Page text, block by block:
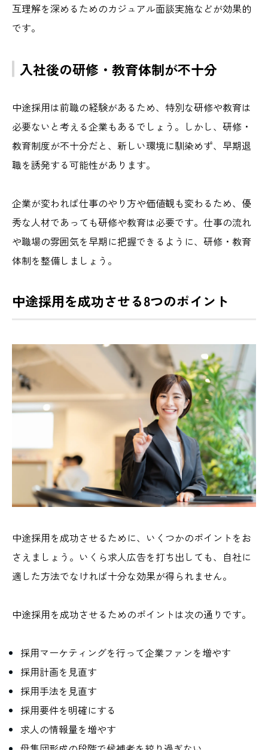
互理解を深めるためのカジュアル面談実施などが効果的
です。
入社後の研修・教育体制が不十分
中途採用は前職の経験があるため、特別な研修や教育は
必要ないと考える企業もあるでしょう。しかし、研修・
教育制度が不十分だと、新しい環境に馴染めず、早期退
職を誘発する可能性があります。
企業が変われば仕事のやり方や価値観も変わるため、優
秀な人材であっても研修や教育は必要です。仕事の流れ
や職場の雰囲気を早期に把握できるように、研修・教育
体制を整備しましょう。
中途採用を成功させる8つのポイント
中途採用を成功させるために、いくつかのポイントをお
さえましょう。いくら求人広告を打ち出しても、自社に
適した方法でなければ十分な効果が得られません。
中途採用を成功させるためのポイントは次の通りです。
採用マーケティングを行って企業ファンを増やす
採用計画を見直す
採用手法を見直す
採用要件を明確にする
求人の情報量を増やす